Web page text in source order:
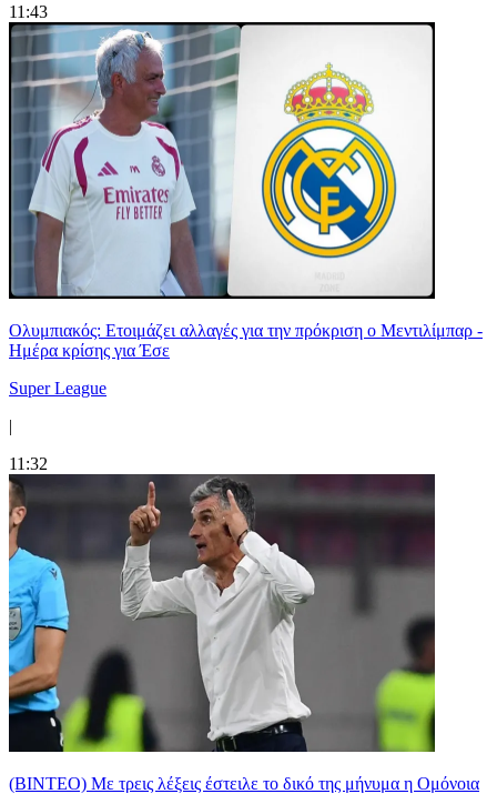
11:43
Ολυμπιακός: Ετοιμάζει αλλαγές για την πρόκριση ο Μεντιλίμπαρ -
Ημέρα κρίσης για Έσε
Super League
|
11:32
(ΒΙΝΤΕΟ) Με τρεις λέξεις έστειλε το δικό της μήνυμα η Ομόνοια